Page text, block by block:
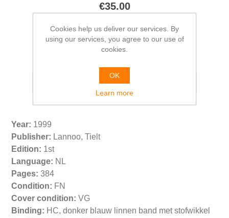
€35.00
Year: 1999
Publisher: Lannoo, Tielt
Edition: 1st
Language: NL
Pages: 384
Condition: FN
Cover condition: VG
Binding: HC, donker blauw linnen band met stofwikkel
Cookies help us deliver our services. By
using our services, you agree to our use of
cookies.
OK
Learn more